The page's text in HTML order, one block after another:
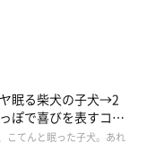
眠る柴犬の子犬→2
ぽで喜びを表すコに
こてんと眠った子犬。あれ